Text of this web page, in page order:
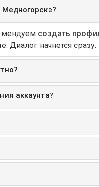
создать
Диалог начнется сразу.
аккаунта?